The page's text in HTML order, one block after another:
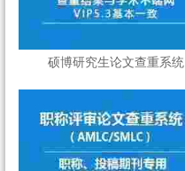
硕博研究生论文查重系统